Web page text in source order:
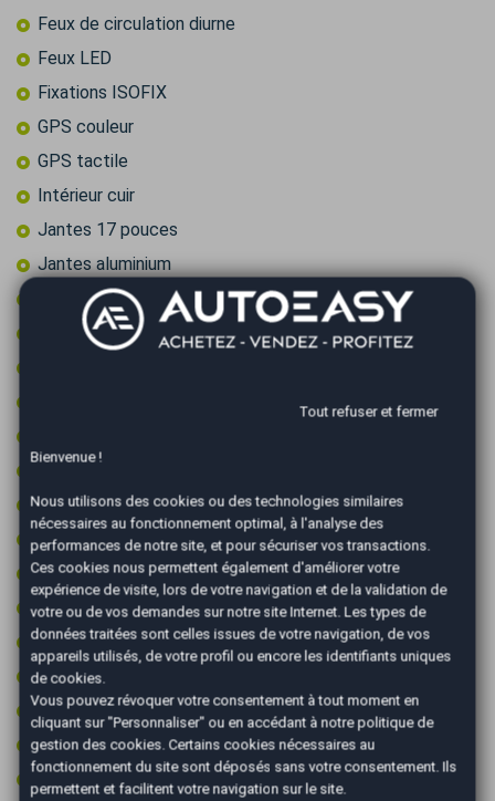
Feux de circulation diurne
Feux LED
Fixations ISOFIX
GPS couleur
GPS tactile
Intérieur cuir
Jantes 17 pouces
Jantes aluminium
Limiteur de vitesse
Ordinateur de bord
Radar arrière de détection d'obstacles
Radar avant de détection d'obstacles
Reconnaissance des panneaux de signalisation
Régulateur de vitesse
Retroviseur intérieur électrochrome
Rétroviseurs dégivrants
Rétroviseurs électriques
Rétroviseurs rabattables électriquement
Start & Stop
Système de détection de somnolence
Tout refuser et fermer
Bienvenue !
Nous utilisons des cookies ou des technologies similaires
nécessaires au fonctionnement optimal, à l'analyse des
performances de notre site, et pour sécuriser vos transactions.
Ces cookies nous permettent également d'améliorer votre
expérience de visite, lors de votre navigation et de la validation de
votre ou de vos demandes sur notre site Internet. Les types de
données traitées sont celles issues de votre navigation, de vos
appareils utilisés, de votre profil ou encore les identifiants uniques
de cookies.
Vous pouvez révoquer votre consentement à tout moment en
cliquant sur "Personnaliser" ou en accédant à notre politique de
gestion des cookies. Certains cookies nécessaires au
fonctionnement du site sont déposés sans votre consentement. Ils
permettent et facilitent votre navigation sur le site.